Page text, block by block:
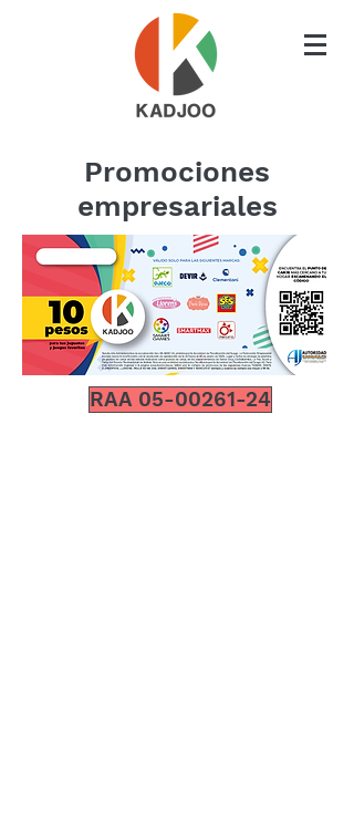
Promociones
empresariales
RAA 05-00261-24